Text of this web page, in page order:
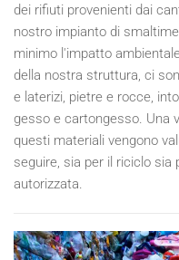
dei rifiuti provenienti dai
nostro impianto di
minimo l'impatto
della nostra struttura, ci
e laterizi, pietre e rocce,
gesso e cartongesso. Una
questi materiali vengono
seguire, sia per il riciclo
autorizzata.